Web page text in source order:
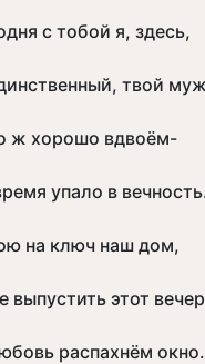
с тобой я, здесь,
твой
ж хорошо вдвоём-
упало в
на ключ наш дом,
выпустить этот
распахнём